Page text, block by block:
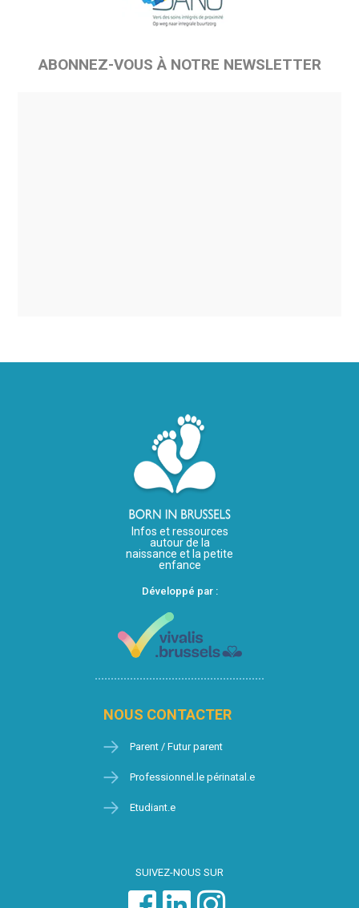
ABONNEZ-VOUS À NOTRE NEWSLETTER
Infos et ressources
autour de la
naissance et la petite
enfance
Développé par :
NOUS CONTACTER
Parent / Futur parent
Professionnel.le périnatal.e
Etudiant.e
SUIVEZ-NOUS SUR